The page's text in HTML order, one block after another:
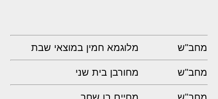
מחב"ש מלוגמא חמין במוצאי שבת
מחב"ש מחורבן בית שני